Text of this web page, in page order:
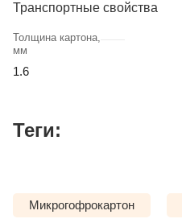
Транспортные свойства
Толщина картона,
мм
1.6
Теги:
Микрогофрокартон